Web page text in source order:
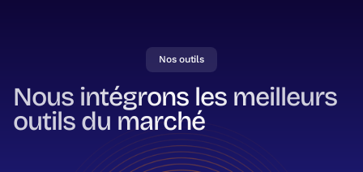
Nos outils
Nous intégrons les meilleurs
outils du marché